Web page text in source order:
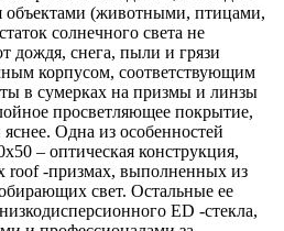
объектами (животными, птицами,
солнечного света не
дождя, снега, пыли и грязи
корпусом, соответствующим
в сумерках на призмы и линзы
просветляющее покрытие,
Одна из особенностей
– оптическая конструкция,
roof -призмах, выполненных из
свет. Остальные ее
ED -стекла,